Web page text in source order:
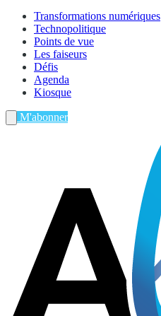
Transformations numériques
Technopolitique
Points de vue
Les faiseurs
Défis
Agenda
Kiosque
M'abonner